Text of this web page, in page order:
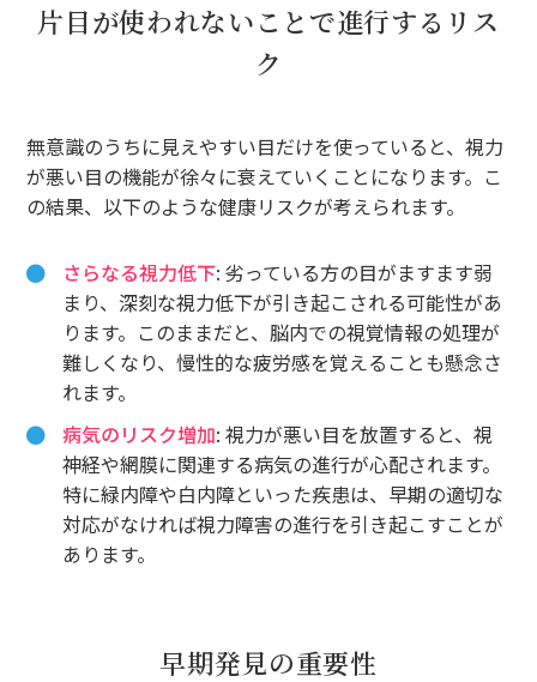
片目が使われないことで進行するリス
ク
無意識のうちに見えやすい目だけを使っていると、視力
が悪い目の機能が徐々に衰えていくことになります。こ
の結果、以下のような健康リスクが考えられます。
さらなる視力低下: 劣っている方の目がますます弱
まり、深刻な視力低下が引き起こされる可能性があ
ります。このままだと、脳内での視覚情報の処理が
難しくなり、慢性的な疲労感を覚えることも懸念さ
れます。
病気のリスク増加: 視力が悪い目を放置すると、視
神経や網膜に関連する病気の進行が心配されます。
特に緑内障や白内障といった疾患は、早期の適切な
対応がなければ視力障害の進行を引き起こすことが
あります。
早期発見の重要性